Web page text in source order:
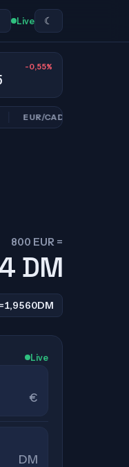
Live ☾
-0,55%
EUR/CAD1,6157
800 EUR =
DM
1,9560DM
Live
€
DM